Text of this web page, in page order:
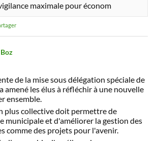
maximale pour économ
de la mise sous délégation spéciale de
amené les élus à réfléchir à une nouvelle
ensemble.
plus collective doit permettre de
municipale et d'améliorer la gestion des
comme des projets pour l'avenir.